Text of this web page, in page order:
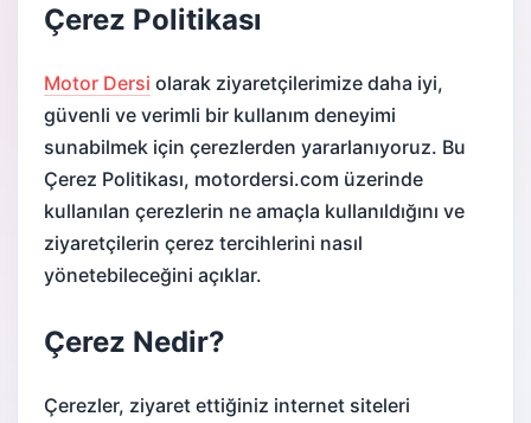
Çerez Politikası
Motor Dersi olarak ziyaretçilerimize daha iyi,
güvenli ve verimli bir kullanım deneyimi
sunabilmek için çerezlerden yararlanıyoruz. Bu
Çerez Politikası, motordersi.com üzerinde
kullanılan çerezlerin ne amaçla kullanıldığını ve
ziyaretçilerin çerez tercihlerini nasıl
yönetebileceğini açıklar.
Çerez Nedir?
Çerezler, ziyaret ettiğiniz internet siteleri